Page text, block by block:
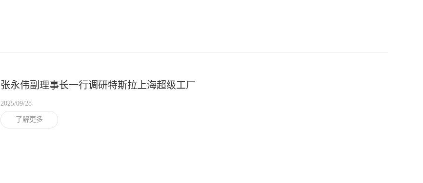
张永伟副理事长一行调研特斯拉上海超级工厂
2025/09/28
了解更多